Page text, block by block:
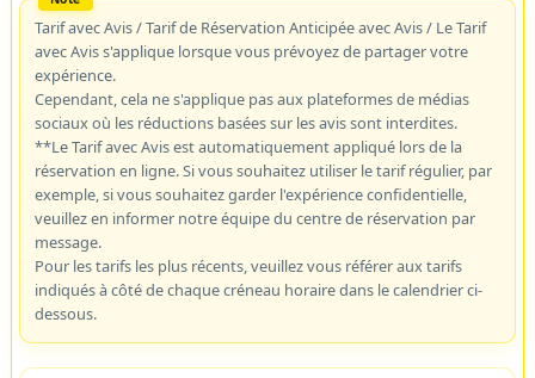
Tarif avec Avis / Tarif de Réservation Anticipée avec Avis / Le Tarif
avec Avis s'applique lorsque vous prévoyez de partager votre
expérience.
Cependant, cela ne s'applique pas aux plateformes de médias
sociaux où les réductions basées sur les avis sont interdites.
**Le Tarif avec Avis est automatiquement appliqué lors de la
réservation en ligne. Si vous souhaitez utiliser le tarif régulier, par
exemple, si vous souhaitez garder l'expérience confidentielle,
veuillez en informer notre équipe du centre de réservation par
message.
Pour les tarifs les plus récents, veuillez vous référer aux tarifs
indiqués à côté de chaque créneau horaire dans le calendrier ci-
dessous.